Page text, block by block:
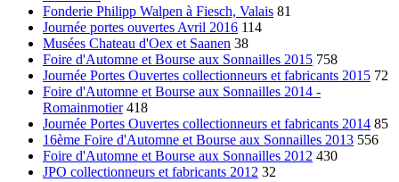
Fonderie Philipp Walpen à Fiesch, Valais 81
Journée portes ouvertes Avril 2016 114
Musées Chateau d'Oex et Saanen 38
Foire d'Automne et Bourse aux Sonnailles 2015 758
Journée Portes Ouvertes collectionneurs et fabricants 2015 72
Foire d'Automne et Bourse aux Sonnailles 2014 -
Romainmotier 418
Journée Portes Ouvertes collectionneurs et fabricants 2014 85
16ème Foire d'Automne et Bourse aux Sonnailles 2013 556
Foire d'Automne et Bourse aux Sonnailles 2012 430
JPO collectionneurs et fabricants 2012 32